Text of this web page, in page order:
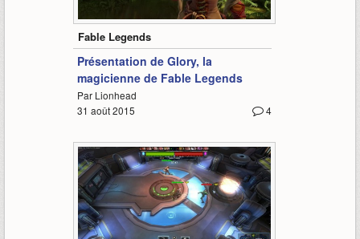
1:39
Fable Legends
Présentation de Glory, la
magicienne de Fable Legends
Par Lionhead
4
31 août 2015